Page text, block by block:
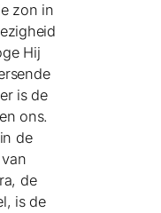
zon in
Hij
is de
ons.
de
de
is de